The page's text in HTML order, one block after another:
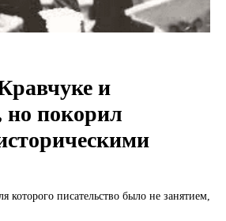
и
но покорил
которого писательство было не занятием,